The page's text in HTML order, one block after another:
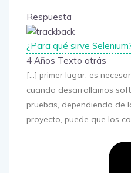
Respuesta
¿Para qué sirve
4 Años Texto atrás
[…] primer lugar, es
cuando desarrollamos
pruebas, dependiendo de
proyecto, puede que los